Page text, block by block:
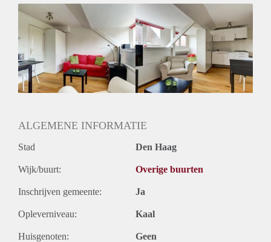
Huurtoeslag
Mogelijk
Inkomen eis
2,9 X Maandhuur Bruto
Huurtermijn
Onbepaalde termijn
Oplevering
ALGEMENE INFORMATIE
Stad Den Haag
Wijk/buurt: Overige buurten
Inschrijven gemeente: Ja
Opleverniveau: Kaal
Huisgenoten: Geen